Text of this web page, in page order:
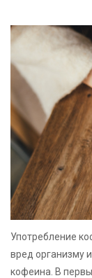
Употребление
вред организму
кофеина. В